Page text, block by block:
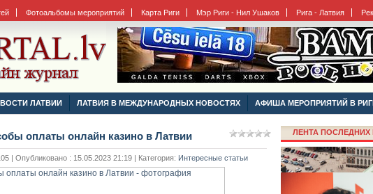
Фотоальбомы мероприятий Карта Риги Мэр Риги - Нил Ушаков Рига - Латвия
ЛАТВИИ ЛАТВИЯ В МЕЖДУНАРОДНЫХ НОВОСТЯХ АФИША МЕРОПРИЯТИЙ В
оплаты онлайн казино в Латвии
| Опубликовано : 15.05.2023 21:19 | Категория: Интересные статьи
ЛЕНТА
Рига